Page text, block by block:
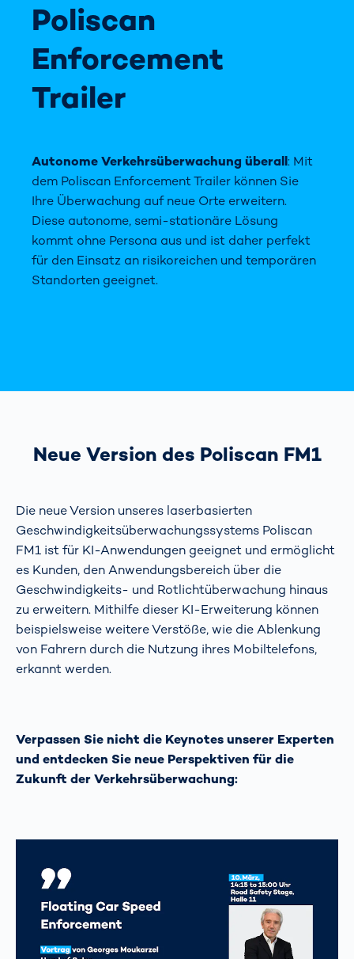
Poliscan
Enforcement
Trailer
Autonome Verkehrsüberwachung überall: Mit
dem Poliscan Enforcement Trailer können Sie
Ihre Überwachung auf neue Orte erweitern.
Diese autonome, semi-stationäre Lösung
kommt ohne Persona aus und ist daher perfekt
für den Einsatz an risikoreichen und temporären
Standorten geeignet.
Neue Version des Poliscan FM1
Die neue Version unseres laserbasierten
Geschwindigkeitsüberwachungssystems Poliscan
FM1 ist für KI-Anwendungen geeignet und ermöglicht
es Kunden, den Anwendungsbereich über die
Geschwindigkeits- und Rotlichtüberwachung hinaus
zu erweitern. Mithilfe dieser KI-Erweiterung können
beispielsweise weitere Verstöße, wie die Ablenkung
von Fahrern durch die Nutzung ihres Mobiltelefons,
erkannt werden.
Verpassen Sie nicht die Keynotes unserer Experten
und entdecken Sie neue Perspektiven für die
Zukunft der Verkehrsüberwachung: